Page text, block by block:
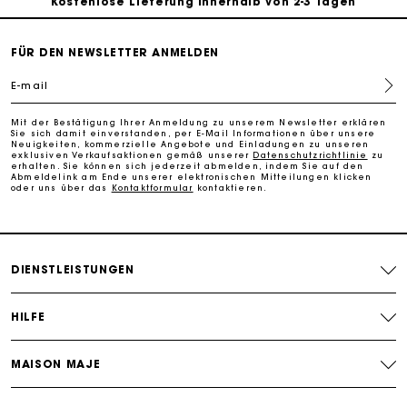
PayPal - Bezahlung nach 30 Tagen
Die Maje-Geschenkkarte: Die beste Möglichkeit, das
perfekte Geschenk zu machen
FÜR DEN NEWSLETTER ANMELDEN
E-mail
Mit der Bestätigung Ihrer Anmeldung zu unserem Newsletter erklären
Sie sich damit einverstanden, per E-Mail Informationen über unsere
Neuigkeiten, kommerzielle Angebote und Einladungen zu unseren
exklusiven Verkaufsaktionen gemäß unserer Datenschutzrichtlinie
zu
erhalten. Sie können sich jederzeit abmelden, indem Sie auf den
Abmeldelink am Ende unserer elektronischen Mitteilungen klicken
oder uns über das
Kontaktformular kontaktieren.
DIENSTLEISTUNGEN
HILFE
MAISON MAJE